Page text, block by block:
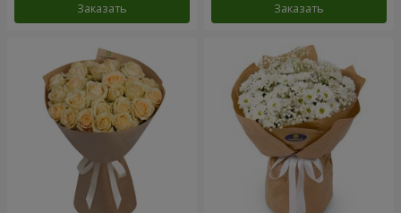
Заказать Заказать